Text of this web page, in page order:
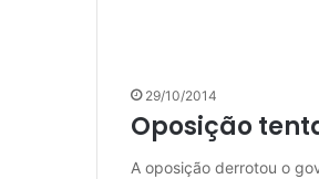
29/10/2014
Oposição
A oposição derrotou o